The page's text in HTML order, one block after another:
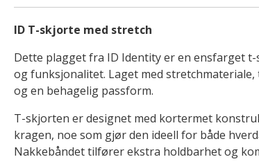
ID T-skjorte med stretch
Dette plagget fra ID Identity er en ensfarget
og funksjonalitet. Laget med
og en behagelig passform.
T-skjorten er designet med kortermet
kragen, noe som gjør den ideell for både
Nakkebåndet tilfører ekstra holdbarhet og